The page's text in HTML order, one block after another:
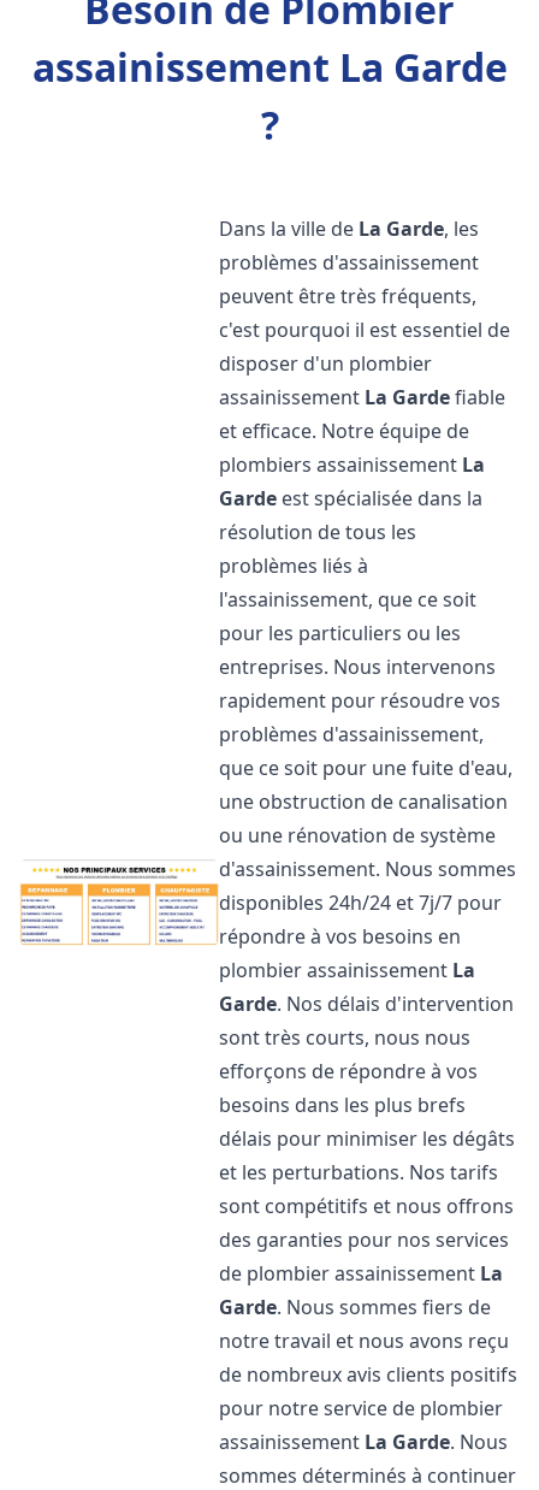
assainissement La Garde
?
Dans la ville de La Garde, les
problèmes d'assainissement
peuvent être très fréquents,
c'est pourquoi il est essentiel de
disposer d'un plombier
assainissement La Gardefiable
et efficace. Notre équipe de
plombiers assainissement La
Garde est spécialisée dans la
résolution de tous les
problèmes liés à
l'assainissement, que ce soit
pour les particuliers ou les
entreprises. Nous intervenons
rapidement pour résoudre vos
problèmes d'assainissement,
que ce soit pour une fuite d'eau,
une obstruction de canalisation
ou une rénovation de système
d'assainissement. Nous sommes
disponibles 24h/24 et 7j/7 pour
répondre à vos besoins en
plombier assainissement La
Garde. Nos délais d'intervention
sont très courts, nous nous
efforçons de répondre à vos
besoins dans les plus brefs
délais pour minimiser les dégâts
et les perturbations. Nos tarifs
sont compétitifs et nous offrons
des garanties pour nos services
de plombier assainissement La
Garde. Nous sommes fiers de
notre travail et nous avons reçu
de nombreux avis clients positifs
pour notre service de plombier
assainissement La Garde. Nous
sommes déterminés à continuer